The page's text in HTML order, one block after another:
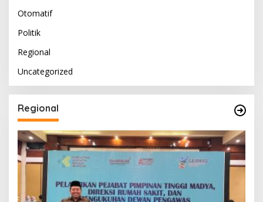
Otomatif
Politik
Regional
Uncategorized
Regional